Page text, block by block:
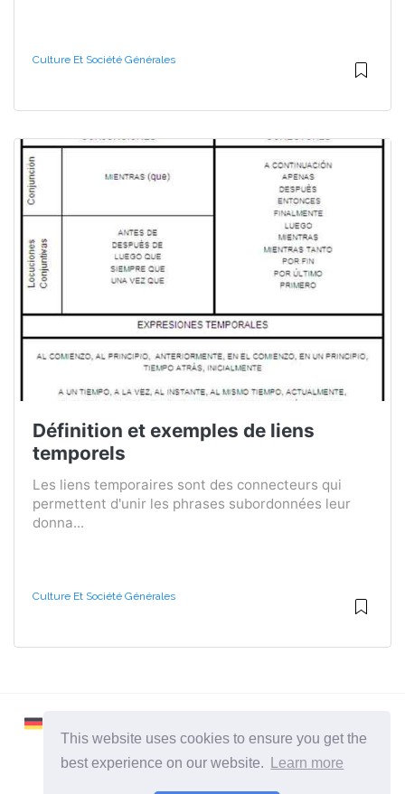
This website uses cookies to ensure you get the
best experience on our website.
Learn more
Culture Et Société Générales
Définition et exemples de liens
temporels
Les liens temporaires sont des connecteurs qui
permettent d'unir les phrases subordonnées leur
donna...
Culture Et Société Générales